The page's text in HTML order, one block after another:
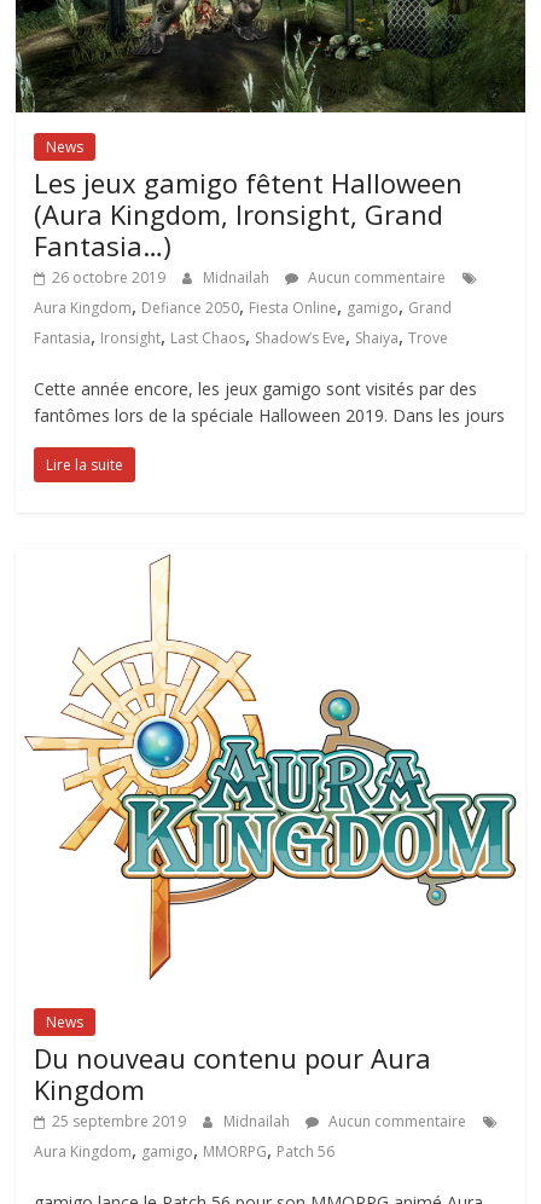
News
Les jeux gamigo fêtent Halloween
(Aura Kingdom, Ironsight, Grand
Fantasia…)
26 octobre 2019 Midnailah
Aucun commentaire
Aura Kingdom, Defiance 2050, Fiesta Online, gamigo, Grand
Fantasia, Ironsight, Last Chaos, Shadow’s Eve, Shaiya,Trove
Cette année encore, les jeux gamigo sont visités par des
fantômes lors de la spéciale Halloween 2019. Dans les jours
Lire la suite
News
Du nouveau contenu pour Aura
Kingdom
25 septembre 2019 Midnailah
Aucun commentaire
Aura Kingdom, gamigo, MMORPG, Patch 56